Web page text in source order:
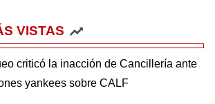
VISTAS
criticó la inacción de Cancillería ante
yankees sobre CALF